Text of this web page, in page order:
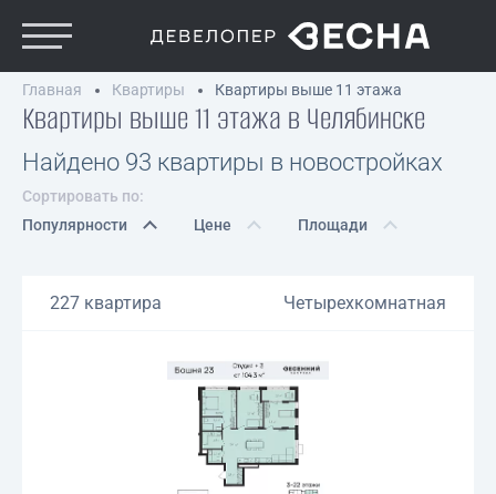
Главная Квартиры Квартиры выше 11 этажа
Квартиры выше 11 этажа в Челябинске
Найдено 93 квартиры в новостройках
Сортировать по:
Популярности
Цене Площади
227 квартира Четырехкомнатная